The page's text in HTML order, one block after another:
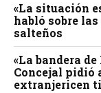
«La situación
habló sobre
salteños
«La bandera
Concejal pidió
extranjericen